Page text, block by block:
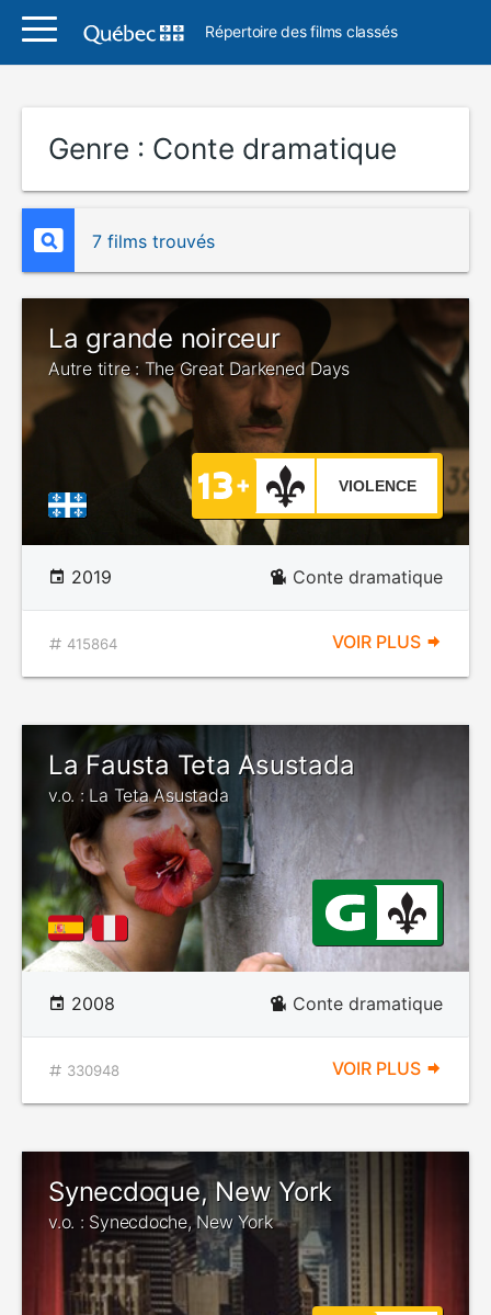
Répertoire des films classés
Genre : Conte dramatique
7 films trouvés
La grande noirceur
Autre titre : The Great Darkened Days
VIOLENCE
2019 Conte dramatique
415864 VOIR PLUS
La Fausta Teta Asustada
v.o. : La Teta Asustada
2008 Conte dramatique
330948 VOIR PLUS
Synecdoque, New York
v.o. : Synecdoche, New York